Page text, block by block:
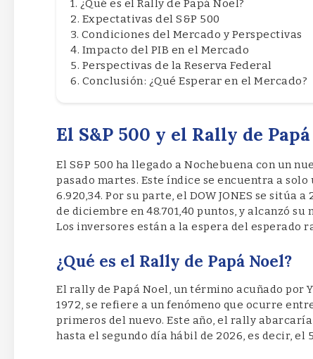
¿Qué es el Rally de Papá Noel?
Expectativas del S&P 500
Condiciones del Mercado y Perspectivas
Impacto del PIB en el Mercado
Perspectivas de la Reserva Federal
Conclusión: ¿Qué Esperar en el Mercado?
El S&P 500 y el Rally de
El S&P 500 ha llegado a Nochebuena con un
pasado martes. Este índice se encuentra a
6.920,34. Por su parte, el DOW JONES se sitúa
de diciembre en 48.701,40 puntos, y alcanzó
Los inversores están a la espera del esperado
¿Qué es el Rally de Papá Noel?
El rally de Papá Noel, un término acuñado por
1972, se refiere a un fenómeno que ocurre
primeros del nuevo. Este año, el rally
hasta el segundo día hábil de 2026, es decir, el